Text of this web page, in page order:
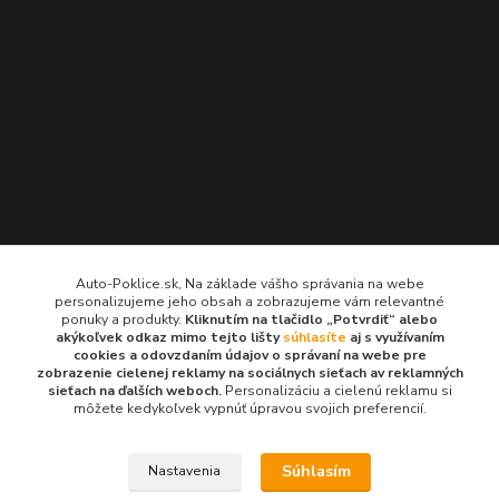
Auto-Poklice.sk
(Po-Pia, 8-16 hod.)
info@auto-poklice.sk
Auto-Poklice.sk, Na základe vášho správania na webe
personalizujeme jeho obsah a zobrazujeme vám relevantné
ponuky a produkty. Kliknutím na tlačidlo „Potvrdiť“ alebo
akýkoľvek odkaz mimo tejto lištysúhlasíte aj s využívaním
cookies a odovzdaním údajov o správaní na webe pre
zobrazenie cielenej reklamy na sociálnych sieťach av reklamných
sieťach na ďalších weboch.Personalizáciu a cielenú reklamu si
môžete kedykoľvek vypnúť úpravou svojich preferencií.
Nastavenia Súhlasím